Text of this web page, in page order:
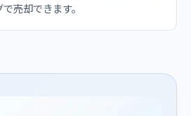
売却できます。